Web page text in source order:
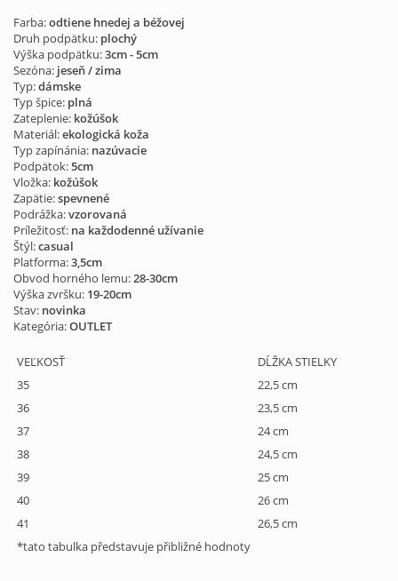
Farba:odtiene hnedej a béžovej
Druh podpätku: plochý
Výška podpätku:3cm - 5cm
Sezóna: jeseň / zima
Typ:dámske
Typ špice: plná
Zateplenie: kožúšok
Materiál:ekologická koža
Typ zapínánia: nazúvacie
Podpätok:5cm
Vložka: kožúšok
Zapätie:spevnené
Podrážka:vzorovaná
Príležitosť: na každodenné užívanie
Štýl:casual
Platforma:3,5cm
Obvod horného lemu:28-30cm
Výška zvršku: 19-20cm
Stav: novinka
Kategória:OUTLET
VEĽKOSŤ
DĹŽKA STIELKY
35
22,5 cm
36
23,5 cm
37
24 cm
38
24,5 cm
39
25 cm
40
26 cm
41
26,5 cm
*tato tabulka představuje přibližné hodnoty